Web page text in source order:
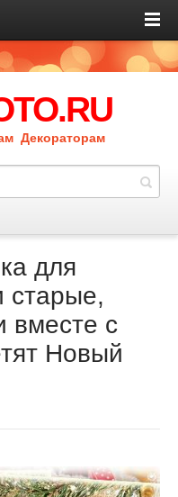
Декораторам
для
вместе с
Новый